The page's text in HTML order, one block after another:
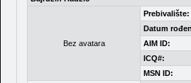
Bez avatara
Prebivalište:
Datum
AIM ID:
ICQ#:
MSN ID: